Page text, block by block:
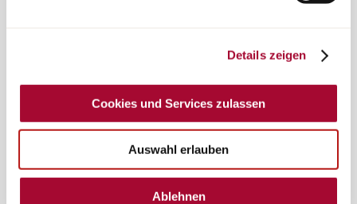
Details zeigen
Cookies und Services zulassen
Auswahl erlauben
Ablehnen
Colofon
© Copyright Bürstner GmbH & Co. KG